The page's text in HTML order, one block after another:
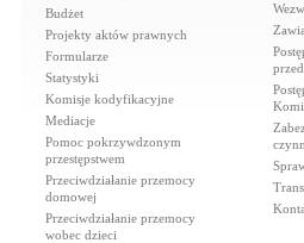
Budżet
Projekty aktów prawnych
Formularze
Statystyki
Komisje kodyfikacyjne
Mediacje
Pomoc pokrzywdzonym
przestępstwem
Przeciwdziałanie przemocy
domowej
Przeciwdziałanie przemocy
wobec dzieci